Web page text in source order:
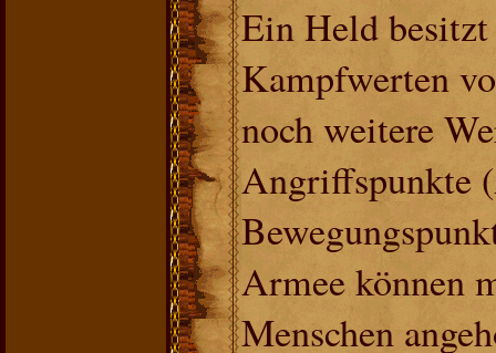
Ein Held besitzt
Kampfwerten
noch weitere
Angriffspunkte
Armee können
Menschen